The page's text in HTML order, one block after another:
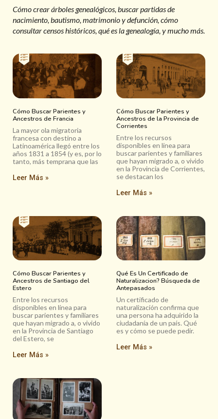
Cómo crear árboles genealógicos, buscar partidas de
nacimiento, bautismo, matrimonio y defunción, cómo
consultar censos históricos, qué es la genealogía, y mucho más.
Cómo Buscar Parientes y
Ancestros de Francia
La mayor ola migratoria
francesa con destino a
Latinoamérica llegó entre los
años 1831 a 1854 (y es, por lo
tanto, más temprana que las
Leer Más »
Cómo Buscar Parientes y
Ancestros de la Provincia de
Corrientes
Entre los recursos
disponibles en línea para
buscar parientes y familiares
que hayan migrado a, o vivido
en la Provincia de Corrientes,
se destacan los
Leer Más »
Cómo Buscar Parientes y
Ancestros de Santiago del
Estero
Entre los recursos
disponibles en línea para
buscar parientes y familiares
que hayan migrado a, o vivido
en la Provincia de Santiago
del Estero, se
Leer Más »
Qué Es Un Certificado de
Naturalizacion? Búsqueda de
Antepasados
Un certificado de
naturalización confirma que
una persona ha adquirido la
ciudadanía de un país. Qué
es y cómo se puede pedir.
Leer Más »